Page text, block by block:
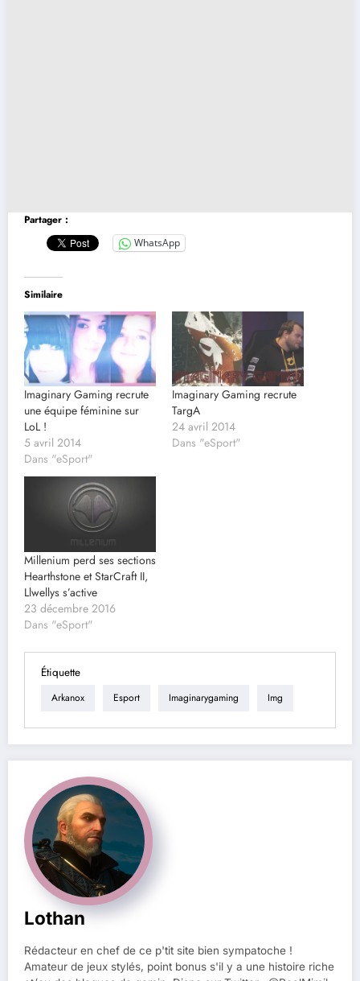
Partager :
WhatsApp
Similaire
Imaginary Gaming recrute
une équipe féminine sur
LoL !
5 avril 2014
Dans "eSport"
Imaginary Gaming recrute
TargA
24 avril 2014
Dans "eSport"
Millenium perd ses sections
Hearthstone et StarCraft II,
Llwellys s’active
23 décembre 2016
Dans "eSport"
Étiquette
Arkanox Esport Imaginarygaming Img
Lothan
Rédacteur en chef de ce p'tit site bien sympatoche !
Amateur de jeux stylés, point bonus s'il y a une histoire riche